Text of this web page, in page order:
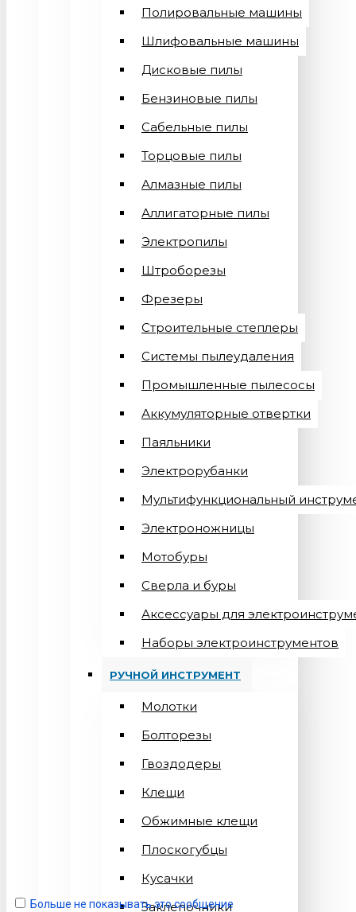
Полировальные машины
Шлифовальные машины
Дисковые пилы
Бензиновые пилы
Сабельные пилы
Торцовые пилы
Алмазные пилы
Аллигаторные пилы
Электропилы
Штроборезы
Фрезеры
Строительные степлеры
Системы пылеудаления
Промышленные пылесосы
Аккумуляторные отвертки
Паяльники
Электрорубанки
Мультифункциональный
Электроножницы
Мотобуры
Сверла и буры
Аксессуары для
Наборы электроинструментов
РУЧНОЙ ИНСТРУМЕНТ
Молотки
Болторезы
Гвоздодеры
Клещи
Обжимные клещи
Плоскогубцы
Кусачки
Заклепочники
Больше не показывать это сообщение